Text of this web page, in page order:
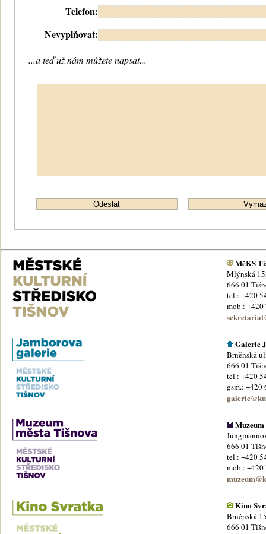
Telefon:
Nevyplňovat:
...a teď už nám můžete napsat...
MěKS
Mlýnská
666 01
tel.: +420
mob.:
Galerie
Brněnská
666 01
tel.: +420
gsm.: +420
666 01
tel.: +420
mob.:
Kino
Brněnská
666 01